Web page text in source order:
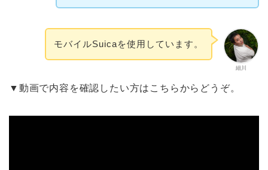
細川
モバイルSuicaを使用しています。
▼動画で内容を確認したい方はこちらからどうぞ。